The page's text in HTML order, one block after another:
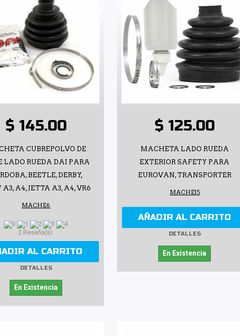
$ 145.00
CUBREPOLVO DE
LADO RUEDA DAI PARA
BEETLE, DERBY,
A3, A4, JETTA A3, A4, VR6
MACHE6
2 Reseña(s)
AL CARRITO
DETALLES
En Existencia
$ 125.00
MACHETA LADO RUEDA
EXTERIOR SAFETY PARA
EUROVAN, TRANSPORTER
MACHE15
AÑADIR AL CARRITO
DETALLES
En Existencia